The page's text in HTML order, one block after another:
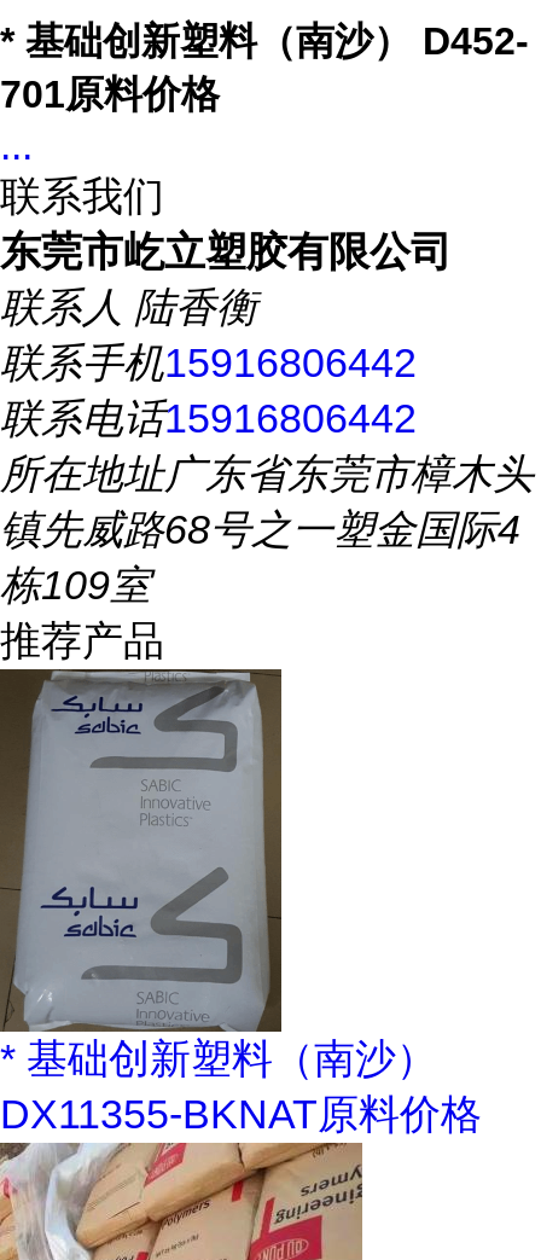
* 基础创新塑料（南沙） D452-
701原料价格
...
联系我们
东莞市屹立塑胶有限公司
联系人 陆香衡
联系手机15916806442
联系电话15916806442
所在地址广东省东莞市樟木头
镇先威路68号之一塑金国际4
栋109室
推荐产品
* 基础创新塑料（南沙）
DX11355-BKNAT原料价格